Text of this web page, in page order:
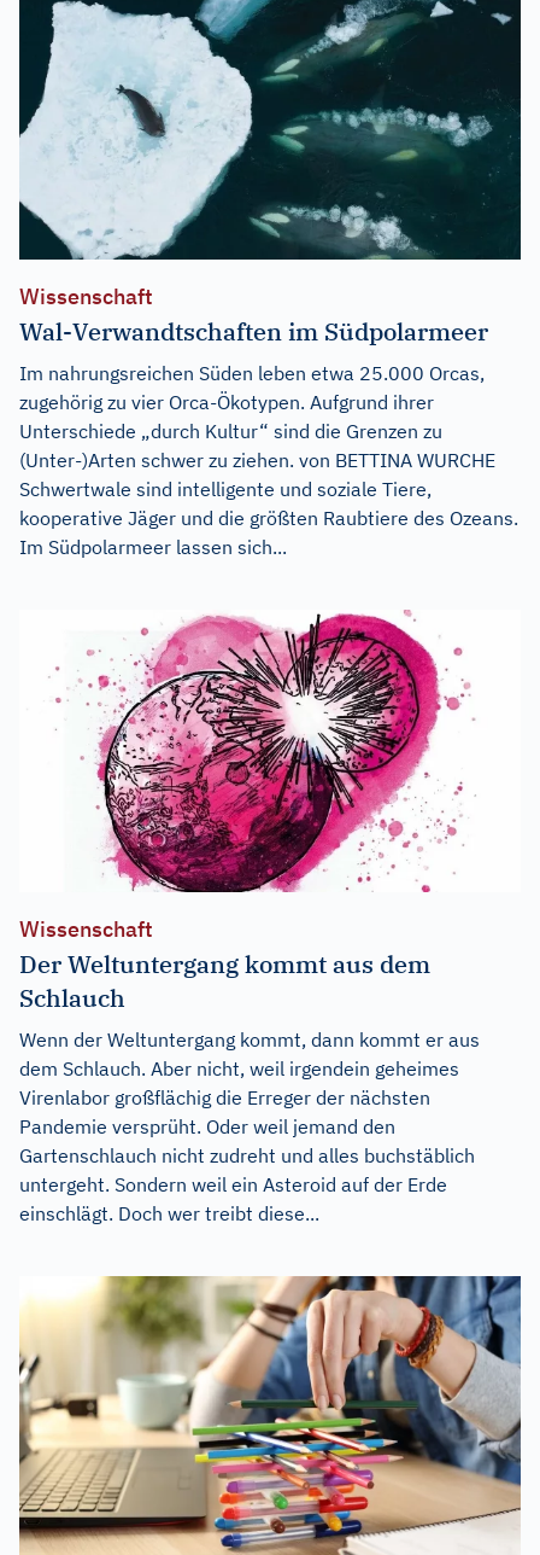
Wissenschaft
Wal-Verwandtschaften im Südpolarmeer
Im nahrungsreichen Süden leben etwa 25.000 Orcas,
zugehörig zu vier Orca-Ökotypen. Aufgrund ihrer
Unterschiede „durch Kultur“ sind die Grenzen zu
(Unter-)Arten schwer zu ziehen. von BETTINA WURCHE
Schwertwale sind intelligente und soziale Tiere,
kooperative Jäger und die größten Raubtiere des Ozeans.
Im Südpolarmeer lassen sich...
Wissenschaft
Der Weltuntergang kommt aus dem
Schlauch
Wenn der Weltuntergang kommt, dann kommt er aus
dem Schlauch. Aber nicht, weil irgendein geheimes
Virenlabor großflächig die Erreger der nächsten
Pandemie versprüht. Oder weil jemand den
Gartenschlauch nicht zudreht und alles buchstäblich
untergeht. Sondern weil ein Asteroid auf der Erde
einschlägt. Doch wer treibt diese...